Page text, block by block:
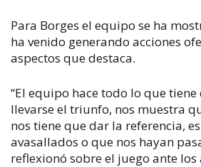
Para Borges el equipo se ha
ha venido generando acciones
aspectos que destaca.
“El equipo hace todo lo que
llevarse el triunfo, nos muestra
nos tiene que dar la referencia,
avasallados o que nos hayan
reflexionó sobre el juego ante los